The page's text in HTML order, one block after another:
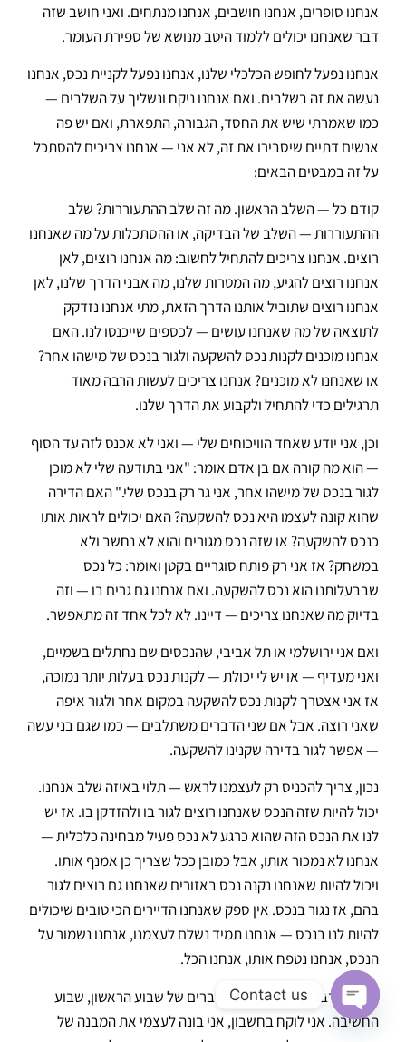
אנחנו סופרים, אנחנו חושבים, אנחנו מנתחים. ואני חושב שזה
דבר שאנחנו יכולים ללמוד היטב מנושא של ספירת העומר.
אנחנו נפעל לחופש הכלכלי שלנו, אנחנו נפעל לקניית נכס, אנחנו
נעשה את זה בשלבים. ואם אנחנו ניקח ונשליך על השלבים —
כמו שאמרתי שיש את החסד, הגבורה, התפארת, ואם יש פה
אנשים דתיים שיסבירו את זה, לא אני — אנחנו צריכים להסתכל
על זה במבטים הבאים:
קודם כל — השלב הראשון. מה זה שלב ההתעוררות? שלב
ההתעוררות — השלב של הבדיקה, או ההסתכלות על מה שאנחנו
רוצים. אנחנו צריכים להתחיל לחשוב: מה אנחנו רוצים, לאן
אנחנו רוצים להגיע, מה המטרות שלנו, מה אבני הדרך שלנו, לאן
אנחנו רוצים שתוביל אותנו הדרך הזאת, מתי אנחנו נזדקק
לתוצאה של מה שאנחנו עושים — לכספים שייכנסו לנו. האם
אנחנו מוכנים לקנות נכס להשקעה ולגור בנכס של מישהו אחר?
או שאנחנו לא מוכנים? אנחנו צריכים לעשות הרבה מאוד
תרגילים כדי להתחיל ולקבוע את הדרך שלנו.
וכן, אני יודע שאחד הוויכוחים שלי — ואני לא אכנס לזה עד הסוף
— הוא מה קורה אם בן אדם אומר: "אני בתודעה שלי לא מוכן
לגור בנכס של מישהו אחר, אני גר רק בנכס שלי." האם הדירה
שהוא קונה לעצמו היא נכס להשקעה? האם יכולים לראות אותו
כנכס להשקעה? או שזה נכס מגורים והוא לא נחשב ולא
במשחק? אז אני רק פותח סוגריים בקטן ואומר: כל נכס
שבבעלותנו הוא נכס להשקעה. ואם אנחנו גם גרים בו — וזה
בדיוק מה שאנחנו צריכים — דיינו. לא לכל אחד זה מתאפשר.
ואם אני ירושלמי או תל אביבי, שהנכסים שם נחתלים בשמיים,
ואני מעדיף — או יש לי יכולת — לקנות נכס בעלות יותר נמוכה,
אז אני אצטרך לקנות נכס להשקעה במקום אחר ולגור איפה
שאני רוצה. אבל אם שני הדברים משתלבים — כמו שגם בני עשה
— אפשר לגור בדירה שקנינו להשקעה.
נכון, צריך להכניס רק לעצמנו לראש — תלוי באיזה שלב אנחנו.
יכול להיות שזה הנכס שאנחנו רוצים לגור בו ולהזדקן בו. אז יש
לנו את הנכס הזה שהוא כרגע לא נכס פעיל מבחינה כלכלית —
אנחנו לא נמכור אותו, אבל כמובן ככל שצריך כן אמנף אותו.
ויכול להיות שאנחנו נקנה נכס באזורים שאנחנו גם רוצים לגור
בהם, אז נגור בנכס. אין ספק שאנחנו הדיירים הכי טובים שיכולים
להיות לנו בנכס — אנחנו תמיד נשלם לעצמנו, אנחנו נשמור על
הנכס, אנחנו נטפח אותו, אנחנו הכל.
אז כל הדברים האלה — זה הדברים של שבוע הראשון, שבוע
החשיבה. אני לוקח בחשבון, אני בונה לעצמי את המבנה של
Contact us
Open chaty